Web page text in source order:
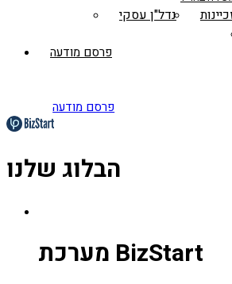
נדל"ן עסקי
פרסם מודעה
פרסם מודעה
הבלוג שלנו
מערכת BizStart